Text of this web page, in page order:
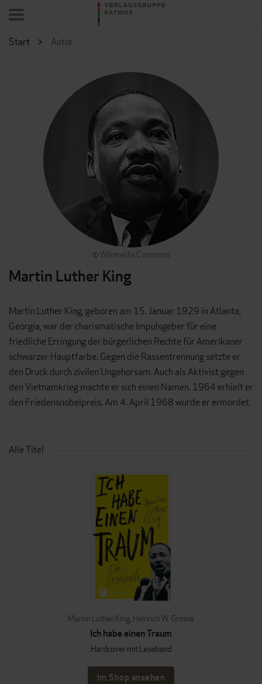
Start Autor
© Wikimedia Commons
Martin Luther King
Martin Luther King, geboren am 15. Januar 1929 in Atlanta,
Georgia, war der charismatische Impulsgeber für eine
friedliche Erringung der bürgerlichen Rechte für Amerikaner
schwarzer Hauptfarbe. Gegen die Rassentrennung setzte er
den Druck durch zivilen Ungehorsam. Auch als Aktivist gegen
den Vietnamkrieg machte er sich einen Namen. 1964 erhielt er
den Friedensnobelpreis. Am 4. April 1968 wurde er ermordet.
Alle Titel
Martin Luther King, Heinrich W. Grosse
Ich habe einen Traum
Hardcover mit Leseband
Im Shop ansehen